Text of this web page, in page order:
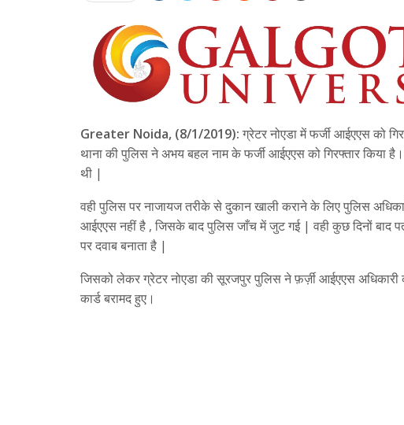
Greater Noida, (8/1/2019): ग्रेटर नोएडा में फर्जी आईएएस को
थाना की पुलिस ने अभय बहल नाम के फर्जी आईएएस को गिरफ्तार किया
थी |
वही पुलिस पर नाजायज तरीके से दुकान खाली कराने के लिए पुलिस
आईएएस नहीं है , जिसके बाद पुलिस जाँच में जुट गई | वही कुछ दिनों बाद
पर दवाब बनाता है |
जिसको लेकर ग्रेटर नोएडा की सूरजपुर पुलिस ने फ़र्ज़ी आईएएस
कार्ड बरामद हुए।